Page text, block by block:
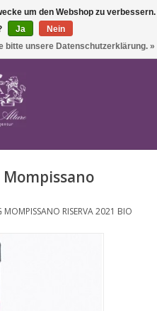
Mompissano
MOMPISSANO RISERVA 2021 BIO
um den Webshop zu verbessern.
Ja
Nein
bitte unsere Datenschutzerklärung. »